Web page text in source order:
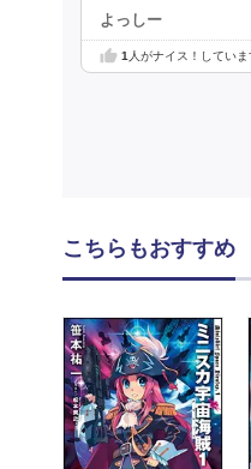
よっしー
1 人がナイス！していま
こちらもおすすめ